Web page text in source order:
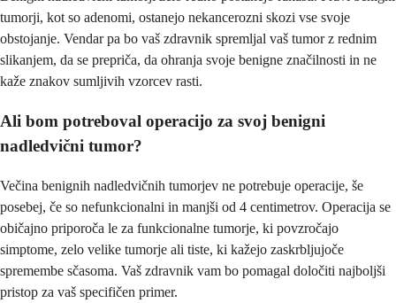
tumorji, kot so adenomi, ostanejo nekancerozni skozi vse svoje
obstojanje. Vendar pa bo vaš zdravnik spremljal vaš tumor z rednim
slikanjem, da se prepriča, da ohranja svoje benigne značilnosti in ne
kaže znakov sumljivih vzorcev rasti.
Ali bom potreboval operacijo za svoj benigni
nadledvični tumor?
Večina benignih nadledvičnih tumorjev ne potrebuje operacije, še
posebej, če so nefunkcionalni in manjši od 4 centimetrov. Operacija se
običajno priporoča le za funkcionalne tumorje, ki povzročajo
simptome, zelo velike tumorje ali tiste, ki kažejo zaskrbljujoče
spremembe sčasoma. Vaš zdravnik vam bo pomagal določiti najboljši
pristop za vaš specifičen primer.